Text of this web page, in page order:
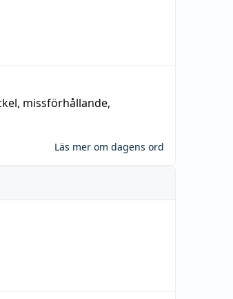
, missförhållande,
Läs mer om dagens ord